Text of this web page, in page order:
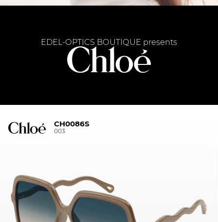
EDEL-OPTICS BOUTIQUE presents
CH0086S
003